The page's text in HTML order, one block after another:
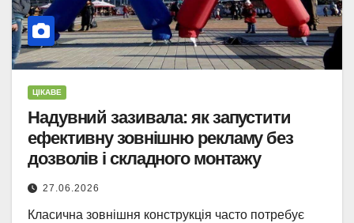
ЦІКАВЕ
Надувний зазивала: як запустити
ефективну зовнішню рекламу без
дозволів і складного монтажу
27.06.2026
Класична зовнішня конструкція часто потребує